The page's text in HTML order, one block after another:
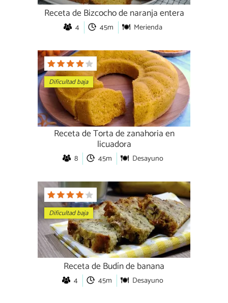
Receta de Bizcocho de naranja entera
4 45m Merienda
Dificultad baja
Receta de Torta de zanahoria en
licuadora
8 45m Desayuno
Dificultad baja
Receta de Budín de banana
4 45m Desayuno